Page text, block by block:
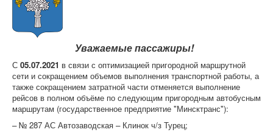
Карта сайта
Уважаемые пассажиры!
С 05.07.2021 в связи с оптимизацией пригородной маршрутной
сети и сокращением объемов выполнения транспортной работы, а
также сокращением затратной части отменяется выполнение
рейсов в полном объёме по следующим пригородным автобусным
маршрутам (государственное предприятие "Минсктранс"):
– № 287 АС Автозаводская – Клинок ч/з Турец;